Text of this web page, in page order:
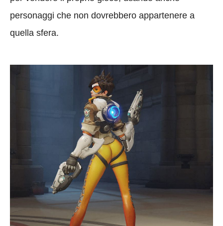
personaggi che non dovrebbero appartenere a
quella sfera.